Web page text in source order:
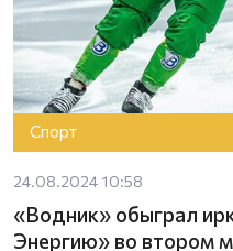
Спорт
24.08.2024 10:58
«Водник» обыграл
Энергию» во втором